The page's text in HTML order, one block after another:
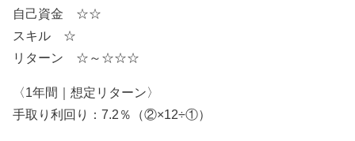
自己資金 ☆☆
スキル ☆
リターン ☆～☆☆☆
〈1年間｜想定リターン〉
手取り利回り：7.2％（②×12÷①）